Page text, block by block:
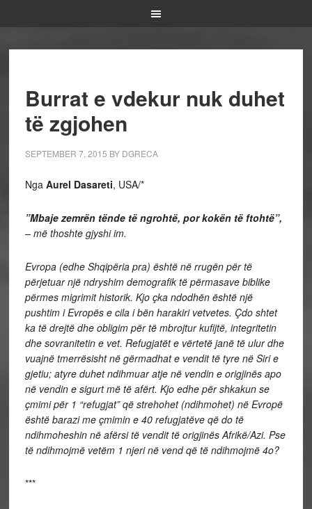
Burrat e vdekur nuk duhet
të zgjohen
SEPTEMBER 7, 2015 BY DGRECA
Nga Aurel Dasareti, USA/*
”Mbaje zemrën tënde të ngrohtë, por kokën të ftohtë”,
– më thoshte gjyshi im.
Evropa (edhe Shqipëria pra) është në rrugën për të
përjetuar një ndryshim demografik të përmasave biblike
përmes migrimit historik. Kjo çka ndodhën është një
pushtim i Evropës e cila i bën harakiri vetvetes. Çdo shtet
ka të drejtë dhe obligim për të mbrojtur kufijtë, integritetin
dhe sovranitetin e vet. Refugjatët e vërtetë janë të ulur dhe
vuajnë tmerrësisht në gërmadhat e vendit të tyre në Siri e
gjetiu; atyre duhet ndihmuar atje në vendin e origjinës apo
në vendin e sigurt më të afërt. Kjo edhe për shkakun se
çmimi për 1 “refugjat” që strehohet (ndihmohet) në Evropë
është barazi me çmimin e 40 refugjatëve që do të
ndihmoheshin në afërsi të vendit të origjinës Afrikë/Azi. Pse
të ndihmojmë vetëm 1 njeri në vend që të ndihmojmë 4o?
***